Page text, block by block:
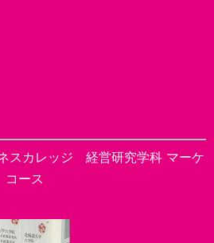
スカレッジ 経営研究学科 マーケ
ース